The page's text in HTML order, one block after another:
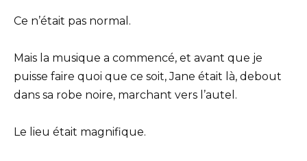
Ce n’était pas normal.
Mais la musique a commencé, et avant que je
puisse faire quoi que ce soit, Jane était là, debout
dans sa robe noire, marchant vers l’autel.
Le lieu était magnifique.